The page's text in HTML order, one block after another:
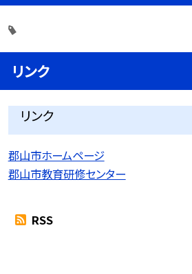
リンク
リンク
郡山市ホームページ
郡山市教育研修センター
RSS